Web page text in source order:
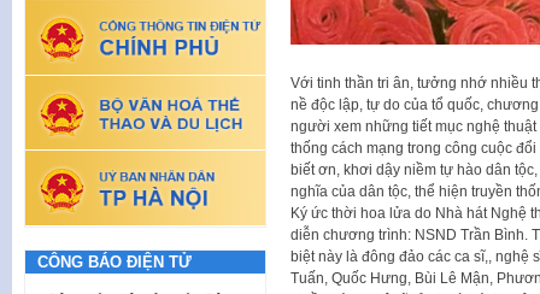
Với tinh thần tri ân, tưởng nhớ nhiều
nề độc lập, tự do của tổ quốc,
người xem những tiết mục nghệ
thống cách mạng trong công cuộc
biết ơn, khơi dậy niềm tự hào dân
nghĩa của dân tộc, thể hiện truyền
Ký ức thời hoa lửa do Nhà hát Nghệ
diễn chương trình: NSND Trần Bình.
biệt này là đông đảo các ca sĩ,,
Tuấn, Quốc Hưng, Bùi Lê Mận,
CÔNG BÁO ĐIỆN TỬ